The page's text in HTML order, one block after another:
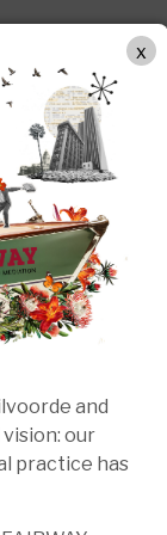
and
our
practice has
x